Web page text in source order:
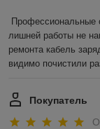
Профессиональные
лишней работы не
ремонта кабель
видимо почистили
Покупатель